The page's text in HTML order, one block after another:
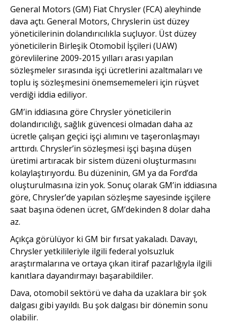
General Motors (GM) Fiat Chrysler (FCA) aleyhinde
dava açtı. General Motors, Chryslerin üst düzey
yöneticilerinin dolandırıcılıkla suçluyor. Üst düzey
yöneticilerin Birleşik Otomobil İşçileri (UAW)
görevlilerine 2009-2015 yılları arası yapılan
sözleşmeler sırasında işçi ücretlerini azaltmaları ve
toplu iş sözleşmesini önemsememeleri için rüşvet
verdiği iddia ediliyor.
GM’in iddiasına göre Chrysler yöneticilerin
dolandırıcılığı, sağlık güvencesi olmadan daha az
ücretle çalışan geçici işçi alımını ve taşeronlaşmayı
arttırdı. Chrysler’in sözleşmesi işçi başına düşen
üretimi artıracak bir sistem düzeni oluşturmasını
kolaylaştırıyordu. Bu düzeninin, GM ya da Ford’da
oluşturulmasına izin yok. Sonuç olarak GM’in iddiasına
göre, Chrysler’de yapılan sözleşme sayesinde işçilere
saat başına ödenen ücret, GM’dekinden 8 dolar daha
az.
Açıkça görülüyor ki GM bir fırsat yakaladı. Davayı,
Chrysler yetkilileriyle ilgili federal yolsuzluk
araştırmalarına ve ortaya çıkan itiraf pazarlığıyla ilgili
kanıtlara dayandırmayı başarabildiler.
Dava, otomobil sektörü ve daha da uzaklara bir şok
dalgası gibi yayıldı. Bu şok dalgası bir dönemin sonu
olabilir.